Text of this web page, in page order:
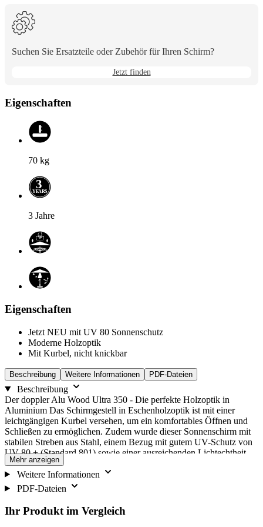
zwischen
den
Optionen
zu
Suchen Sie Ersatzteile oder Zubehör für Ihren Schirm?
Jetzt finden
Eigenschaften
70 kg
YEARS
3
3 Jahre
Eigenschaften
Jetzt NEU mit UV 80 Sonnenschutz
Moderne Holzoptik
Mit Kurbel, nicht knickbar
Beschreibung Weitere Informationen PDF-Dateien
Beschreibung
Der doppler Alu Wood Ultra 350 - Die perfekte Holzoptik in
Aluminium Das Schirmgestell in Eschenholzoptik ist mit einer
leichtgängigen Kurbel versehen, um ein komfortables Öffnen und
Schließen zu ermöglichen. Zudem wurde dieser Sonnenschirm mit
stabilen Streben aus Stahl, einem Bezug mit gutem UV-Schutz von
UV 80 + (Standard 801) sowie einer ausreichenden Lichtechtheit
von 5+ ausgestattet. Weitere Pluspunkte sind das Windventil sowie
der regenabweisende Bezug. Neben der modernen Holzoptik
verleihen auch die diversen doppler-Brandings dem großen
Kurbelschirm ein edles Design. Aufgrund des Durchmessers von
350 cm ist dieser Mittelmastschirm besonders zur Beschattung von
großen Flächen geeignet. Befestigungsvarianten a) Montage über
Mehr anzeigen
Weitere Informationen
PDF-Dateien
Ihr Produkt im Vergleich